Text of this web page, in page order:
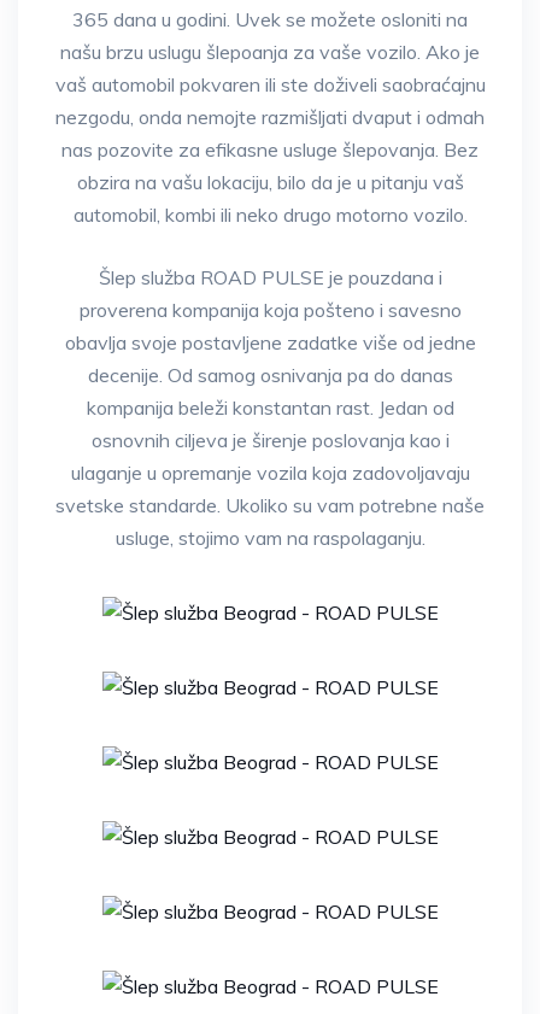
365 dana u godini. Uvek se možete osloniti na
našu brzu uslugu šlepoanja za vaše vozilo. Ako je
vaš automobil pokvaren ili ste doživeli saobraćajnu
nezgodu, onda nemojte razmišljati dvaput i odmah
nas pozovite za efikasne usluge šlepovanja. Bez
obzira na vašu lokaciju, bilo da je u pitanju vaš
automobil, kombi ili neko drugo motorno vozilo.
Šlep služba ROAD PULSE je pouzdana i
proverena kompanija koja pošteno i savesno
obavlja svoje postavljene zadatke više od jedne
decenije. Od samog osnivanja pa do danas
kompanija beleži konstantan rast. Jedan od
osnovnih ciljeva je širenje poslovanja kao i
ulaganje u opremanje vozila koja zadovoljavaju
svetske standarde. Ukoliko su vam potrebne naše
usluge, stojimo vam na raspolaganju.